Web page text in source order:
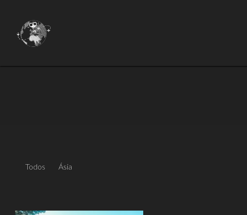
Todos Ásia